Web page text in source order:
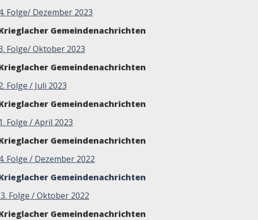
Folge/ Dezember 2023
Gemeindenachrichten
Folge/ Oktober 2023
Gemeindenachrichten
. Folge / Juli 2023
Gemeindenachrichten
1. Folge / April 2023
Gemeindenachrichten
Folge / Dezember 2022
Gemeindenachrichten
3. Folge / Oktober 2022
Gemeindenachrichten